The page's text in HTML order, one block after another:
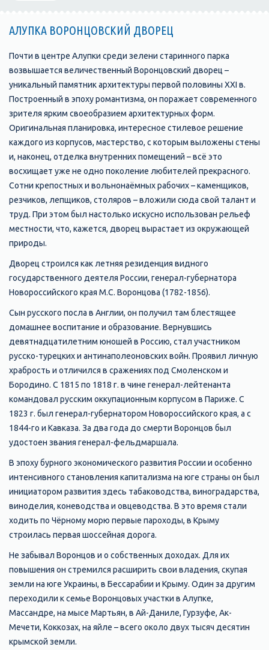
АЛУПКА ВОРОНЦОВСКИЙ ДВОРЕЦ
Почти в центре Алупки среди зелени старинного парка
возвышается величественный Воронцовский дворец –
уникальный памятник архитектуры первой половины XXI в.
Построенный в эпоху романтизма, он поражает современного
зрителя ярким своеобразием архитектурных форм.
Оригинальная планировка, интересное стилевое решение
каждого из корпусов, мастерство, с которым выложены стены
и, наконец, отделка внутренних помещений – всё это
восхищает уже не одно поколение любителей прекрасного.
Сотни крепостных и вольнонаёмных рабочих – каменщиков,
резчиков, лепщиков, столяров – вложили сюда свой талант и
труд. При этом был настолько искусно использован рельеф
местности, что, кажется, дворец вырастает из окружающей
природы.
Дворец строился как летняя резиденция видного
государственного деятеля России, генерал-губернатора
Новороссийского края М.С. Воронцова (1782-1856).
Сын русского посла в Англии, он получил там блестящее
домашнее воспитание и образование. Вернувшись
девятнадцатилетним юношей в Россию, стал участником
русско-турецких и антинаполеоновских войн. Проявил личную
храбрость и отличился в сражениях под Смоленском и
Бородино. С 1815 по 1818 г. в чине генерал-лейтенанта
командовал русским оккупационным корпусом в Париже. С
1823 г. был генерал-губернатором Новороссийского края, а с
1844-го и Кавказа. За два года до смерти Воронцов был
удостоен звания генерал-фельдмаршала.
В эпоху бурного экономического развития России и особенно
интенсивного становления капитализма на юге страны он был
инициатором развития здесь табаководства, виноградарства,
виноделия, коневодства и овцеводства. В это время стали
ходить по Чёрному морю первые пароходы, в Крыму
строилась первая шоссейная дорога.
Не забывал Воронцов и о собственных доходах. Для их
повышения он стремился расширить свои владения, скупая
земли на юге Украины, в Бессарабии и Крыму. Один за другим
переходили к семье Воронцовых участки в Алупке,
Массандре, на мысе Мартьян, в Ай-Даниле, Гурзуфе, Ак-
Мечети, Коккозах, на яйле – всего около двух тысяч десятин
крымской земли.